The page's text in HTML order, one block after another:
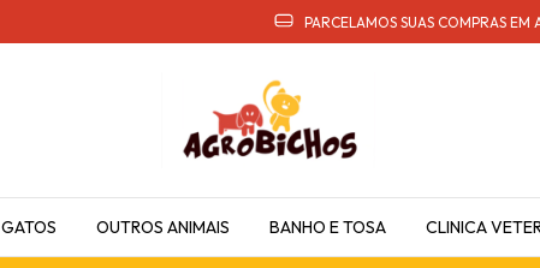
PARCELAMOS SUAS COMPRAS EM
GATOS OUTROS ANIMAIS BANHO E TOSA CLINICA